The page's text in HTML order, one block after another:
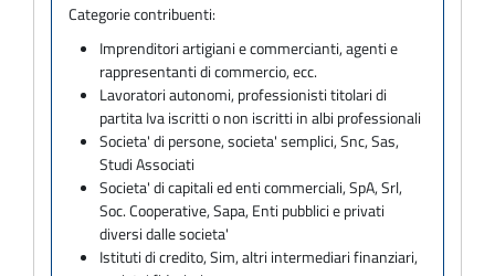
Categorie contribuenti:
Imprenditori artigiani e commercianti, agenti e
rappresentanti di commercio, ecc.
Lavoratori autonomi, professionisti titolari di
partita Iva iscritti o non iscritti in albi professionali
Societa' di persone, societa' semplici, Snc, Sas,
Studi Associati
Societa' di capitali ed enti commerciali, SpA, Srl,
Soc. Cooperative, Sapa, Enti pubblici e privati
diversi dalle societa'
Istituti di credito, Sim, altri intermediari finanziari,